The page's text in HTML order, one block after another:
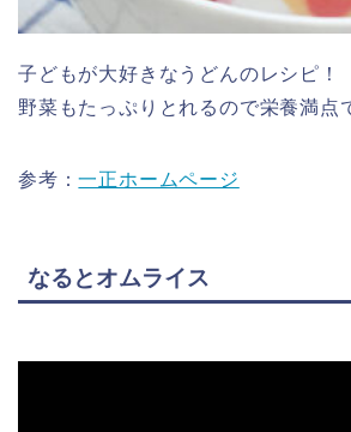
子どもが大好きなうどんのレシピ！
野菜もたっぷりとれるので栄養満点
参考：一正ホームページ
なるとオムライス